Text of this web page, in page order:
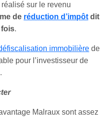
sur le revenu
de réduction d’impôt dit
fois.
immobilière de
pour l’investisseur de
Malraux sont assez